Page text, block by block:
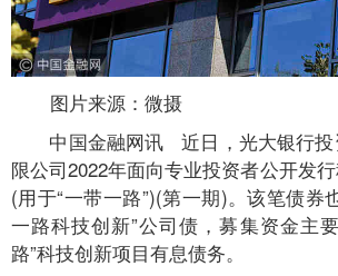
图片来源：微摄
中国金融网讯 近日，光大银行投
限公司2022年面向专业投资者公开发
(用于“一带一路”)(第一期)。该笔债券
一路科技创新”公司债，募集资金主
路”科技创新项目有息债务。